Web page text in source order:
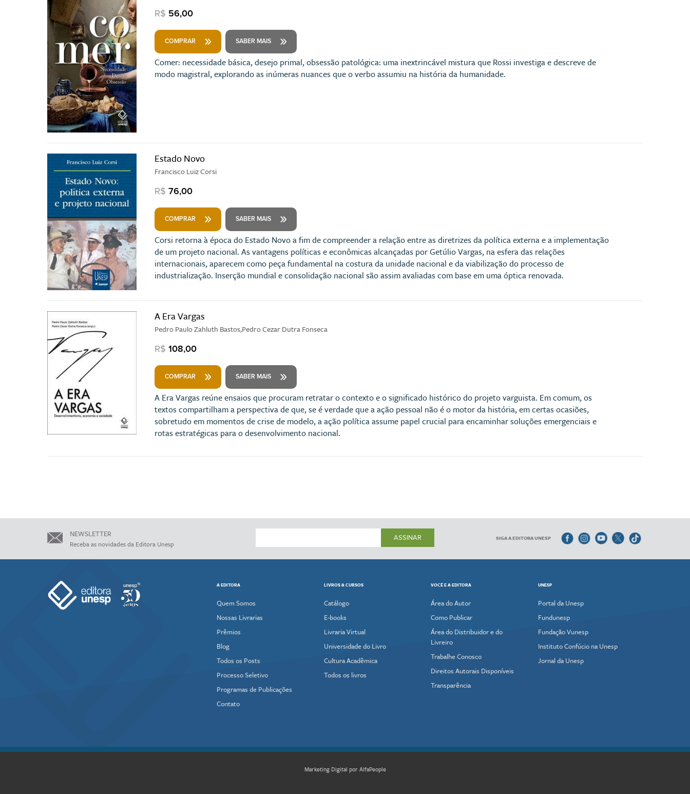
R$ 56,00
COMPRAR SABER MAIS
Comer: necessidade básica, desejo primal, obsessão patológica: uma inextrincável mistura que Rossi investiga e descreve de
modo magistral, explorando as inúmeras nuances que o verbo assumiu na história da humanidade.
Estado Novo
Francisco Luiz Corsi
R$ 76,00
COMPRAR SABER MAIS
Corsi retorna à época do Estado Novo a fim de compreender a relação entre as diretrizes da política externa e a implementação
de um projeto nacional. As vantagens políticas e econômicas alcançadas por Getúlio Vargas, na esfera das relações
internacionais, aparecem como peça fundamental na costura da unidade nacional e da viabilização do processo de
industrialização. Inserção mundial e consolidação nacional são assim avaliadas com base em uma óptica renovada.
A Era Vargas
Pedro Paulo Zahluth Bastos,Pedro Cezar Dutra Fonseca
R$ 108,00
COMPRAR SABER MAIS
A Era Vargas reúne ensaios que procuram retratar o contexto e o significado histórico do projeto varguista. Em comum, os
textos compartilham a perspectiva de que, se é verdade que a ação pessoal não é o motor da história, em certas ocasiões,
sobretudo em momentos de crise de modelo, a ação política assume papel crucial para encaminhar soluções emergenciais e
rotas estratégicas para o desenvolvimento nacional.
NEWSLETTER
Receba as novidades da Editora Unesp
ASSINAR SIGA A EDITORA UNESP
A EDITORA
Quem Somos
Nossas Livrarias
Prêmios
Blog
Todos os Posts
Processo Seletivo
Programas de Publicações
Contato
LIVROS & CURSOS
Catálogo
E-books
Livraria Virtual
Universidade do Livro
Cultura Acadêmica
Todos os livros
VOCÊ E A EDITORA
Área do Autor
Como Publicar
Área do Distribuidor e do
Livreiro
Trabalhe Conosco
Direitos Autorais Disponíveis
Transparência
UNESP
Portal da Unesp
Fundunesp
Fundação Vunesp
Instituto Confúcio na Unesp
Jornal da Unesp
Marketing Digital por AlfaPeople